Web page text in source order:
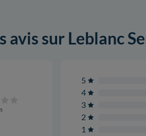
avis sur Leblanc
5
4
3
2
1